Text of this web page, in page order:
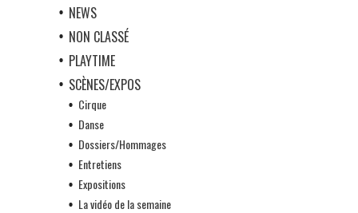
NEWS
NON CLASSÉ
PLAYTIME
SCÈNES/EXPOS
Cirque
Danse
Dossiers/Hommages
Entretiens
Expositions
La vidéo de la semaine